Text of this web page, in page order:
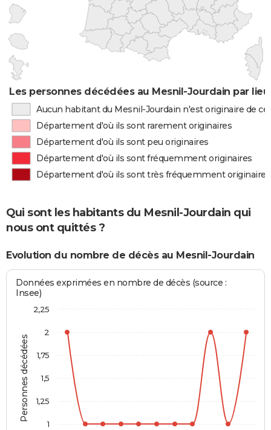
Les personnes décédées au Mesnil-Jourdain par
Aucun habitant du Mesnil-Jourdain n'est originaire de
Département d'où ils sont rarement originaires
Département d'où ils sont peu originaires
Département d'où ils sont fréquemment originaires
Département d'où ils sont très fréquemment originaires
Qui sont les habitants du Mesnil-Jourdain qui
nous ont quittés ?
Evolution du nombre de décès au Mesnil-Jourdain
Personnes décédées
Données exprimées en nombre de décès (source :
Insee)
1
1,25
1,5
1,75
2
2,25